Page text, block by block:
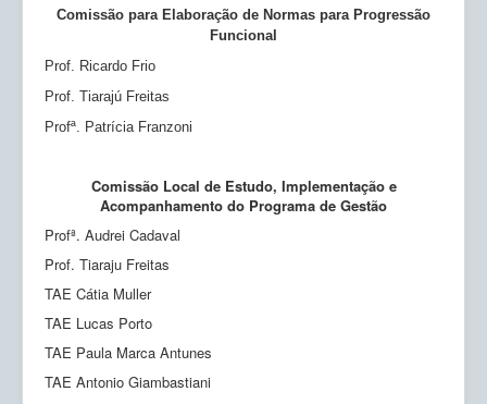
Comissão para Elaboração de Normas para Progressão
Funcional
Prof. Ricardo Frio
Prof. Tiarajú Freitas
Profª. Patrícia Franzoni
Comissão Local de Estudo, Implementação e
Acompanhamento do Programa de Gestão
Profª. Audrei Cadaval
Prof. Tiaraju Freitas
TAE Cátia Muller
TAE Lucas Porto
TAE Paula Marca Antunes
TAE Antonio Giambastiani